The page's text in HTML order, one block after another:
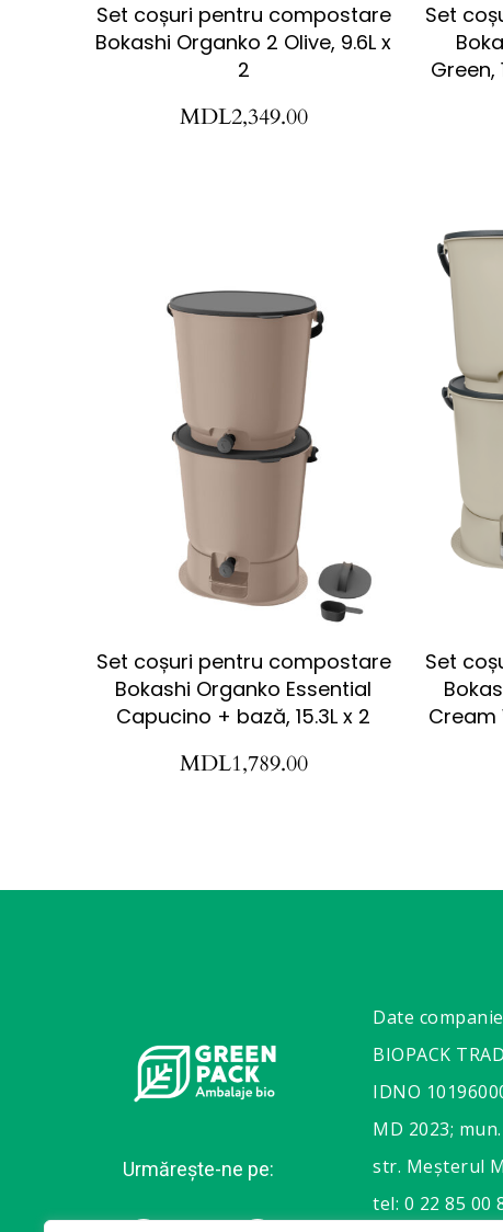
Set coșuri pentru compostare
Bokashi Organko 2 Olive, 9.6L x
2
MDL2,349.00
Set
Green,
Set coșuri pentru compostare
Bokashi Organko Essential
Capucino + bază, 15.3L x 2
MDL1,789.00
Set
Cream
Urmărește-ne pe:
Date
BIOPACK
IDNO
MD 2023;
str. Meșterul
tel: 0 22 85 00